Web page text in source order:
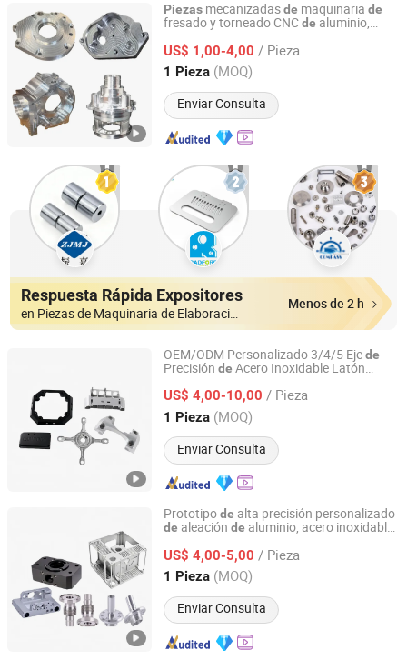
Piezas mecanizadasde maquinaria de
fresado y torneado CNCde aluminio,
OEM para accesoriosde
US$ 1,00-4,00 / Pieza
1 Pieza (MOQ)
Enviar Consulta
Dongguan Zongjin Hardware Products Co., Ltd.
Guangdong, China Desde 2020
Respuesta Rápida Expositores
en Piezas de Maquinaria de Elaboración de Metal
Menos de 2 h
OEM/ODM Personalizado 3/4/5 Ejede
Precisión de Acero Inoxidable Latón
Fundición Torneado Fresado Parte para
Máquina Médica Electrónica
US$ 4,00-10,00 / Pieza
1 Pieza (MOQ)
Enviar Consulta
Suzhou Ecod Precision Manufacturing Co., Ltd.
Jiangsu, China Desde 2022
Prototipode alta precisión personalizado
de aleación de aluminio, acero inoxidable,
CNC, torneado, fresado, pieza
maquinaria
US$ 4,00-5,00 / Pieza
1 Pieza (MOQ)
Enviar Consulta
Suzhou Ecod Precision Manufacturing Co., Ltd.
Jiangsu, China Desde 2022